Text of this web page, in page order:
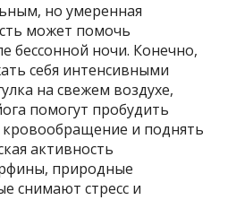
но умеренная
может помочь
бессонной ночи. Конечно,
себя интенсивными
на свежем воздухе,
помогут пробудить
и поднять
активность
природные
снимают стресс и